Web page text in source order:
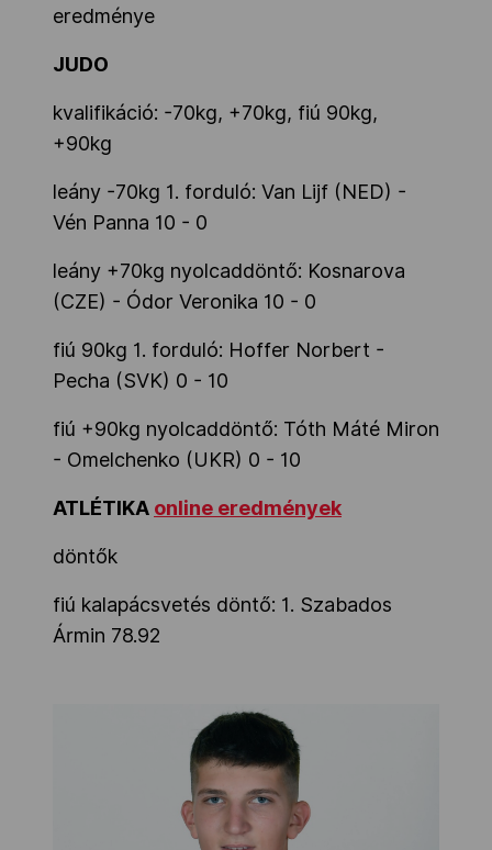
eredménye
JUDO
kvalifikáció: -70kg, +70kg, fiú 90kg,
+90kg
leány -70kg 1. forduló: Van Lijf (NED) -
Vén Panna 10 - 0
leány +70kg nyolcaddöntő: Kosnarova
(CZE) - Ódor Veronika 10 - 0
fiú 90kg 1. forduló: Hoffer Norbert -
Pecha (SVK) 0 - 10
fiú +90kg nyolcaddöntő: Tóth Máté Miron
- Omelchenko (UKR) 0 - 10
ATLÉTIKA online eredmények
döntők
fiú kalapácsvetés döntő: 1. Szabados
Ármin 78.92